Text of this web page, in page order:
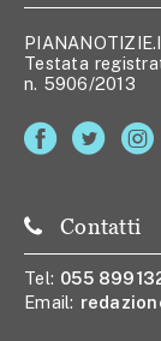
Testata
n. 5906/2013
Contatti
Tel: 055
Email: